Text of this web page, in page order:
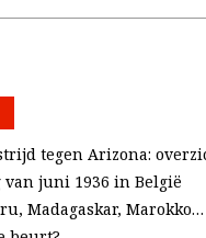
tegen Arizona:
van juni 1936 in België
Madagaskar,